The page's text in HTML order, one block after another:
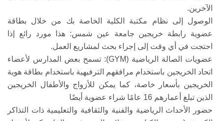
الآخرين.
الوصول إلى نظام مكتبة الكلية الخاصة بك من خلال بطاقة
عضوية رابطة خريجين جامعة عين شمس: هذا مورد رائع إذا
احتجت في أي وقت إلى إجراء بحث لمشاريع العمل.
عضويات الصالة الرياضية (GYM): تسمح بعض المدارس لأعضاء
اتحاد الخريجين باستخدام مرافقهم الترفيهية باستخدام بطاقة هوية
الخريجين بأسعار خاصة، كما يمكن للأزواج والأطفال الخريجين
الذين تبلغ أعمارهم 16 عامًا شراء عضوية أيضًا
حضور الأحداث الرياضية والفنية والثقافية والتعليمية ذات التذاكر